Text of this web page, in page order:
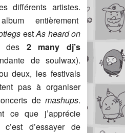
différents artistes.
entièrement
estAs heard on
2 many dj’s
de soulwax).
deux, les festivals
pas à organiser
de mashups.
ce que j’apprécie
d’essayer de